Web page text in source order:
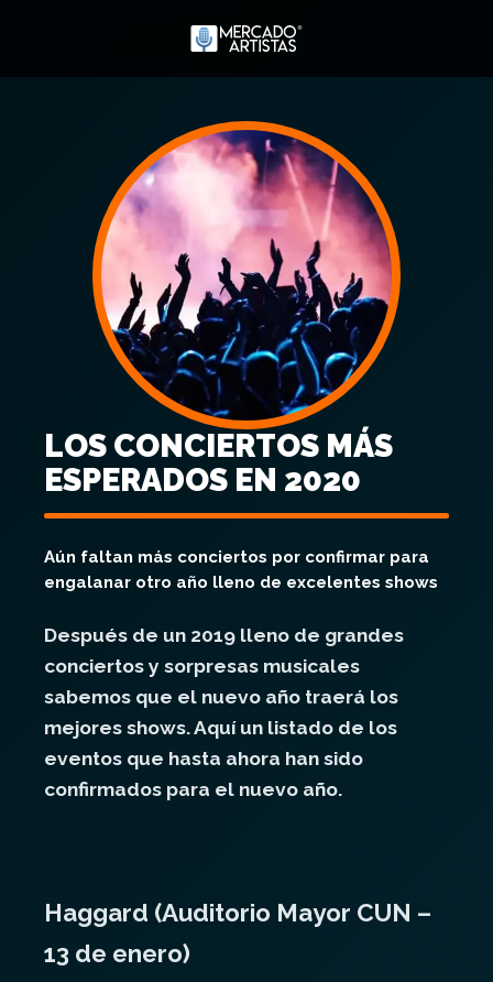
LOS CONCIERTOS MÁS
ESPERADOS EN 2020
Aún faltan más conciertos por confirmar para
engalanar otro año lleno de excelentes shows
Después de un 2019 lleno de grandes
conciertos y sorpresas musicales
sabemos que el nuevo año traerá los
mejores shows. Aquí un listado de los
eventos que hasta ahora han sido
confirmados para el nuevo año.
Haggard (Auditorio Mayor CUN –
13 de enero)